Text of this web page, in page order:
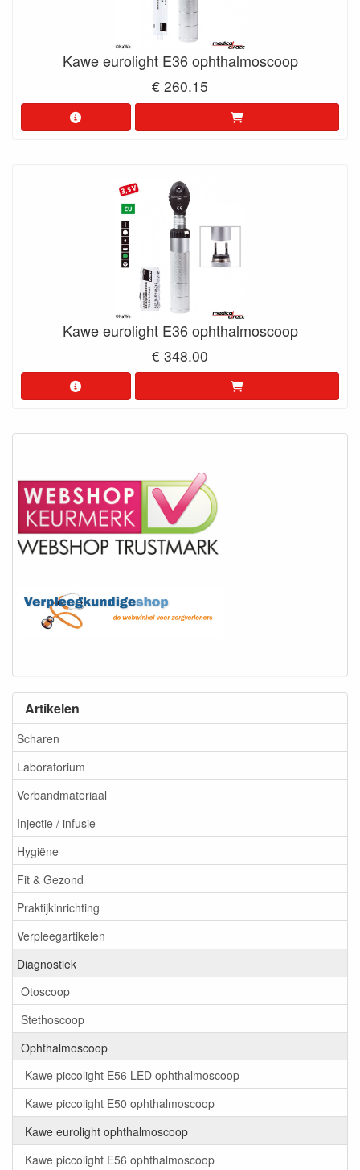
Artikelen
Scharen
Laboratorium
Verbandmateriaal
Injectie / infusie
Hygiëne
Fit & Gezond
Praktijkinrichting
Verpleegartikelen
Diagnostiek
Otoscoop
Stethoscoop
Ophthalmoscoop
Kawe piccolight E56 LED ophthalmoscoop
Kawe piccolight E50 ophthalmoscoop
Kawe eurolight ophthalmoscoop
Kawe piccolight E56 ophthalmoscoop
Kawe eurolight E36 ophthalmoscoop
€ 260.15
Kawe eurolight E36 ophthalmoscoop
€ 348.00